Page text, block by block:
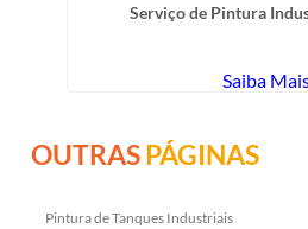
Serviço de Pintura
Saiba
OUTRASPÁGINAS
Pintura de Tanques Industriais